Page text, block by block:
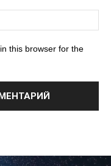
this browser for the